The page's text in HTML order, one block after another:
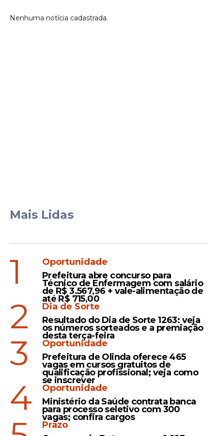
Nenhuma notícia cadastrada.
Mais Lidas
1
Oportunidade
Prefeitura abre concurso para
Técnico de Enfermagem com salário
de R$ 3.567,96 + vale-alimentação de
até R$ 715,00
2
Dia de Sorte
Resultado do Dia de Sorte 1263: veja
os números sorteados e a premiação
desta terça-feira
3
Oportunidade
Prefeitura de Olinda oferece 465
vagas em cursos gratuitos de
qualificação profissional; veja como
se inscrever
4
Oportunidade
Ministério da Saúde contrata banca
para processo seletivo com 300
vagas; confira cargos
Prazo